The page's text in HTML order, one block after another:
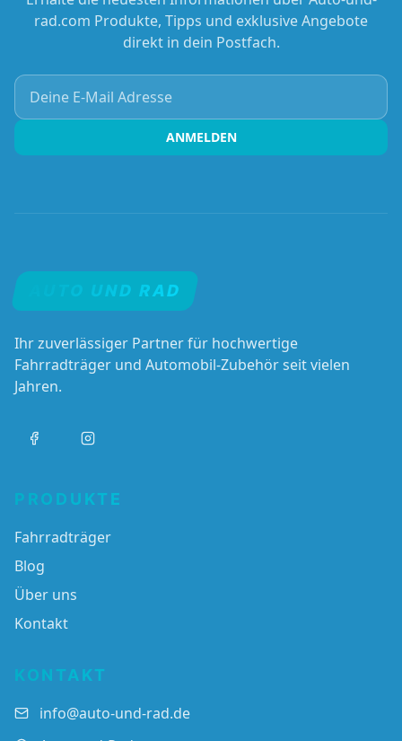
rad.com Produkte, Tipps und exklusive Angebote
direkt in dein Postfach.
Deine E-Mail Adresse
ANMELDEN
AUTO UND RAD
Ihr zuverlässiger Partner für hochwertige
Fahrradträger und Automobil-Zubehör seit vielen
Jahren.
PRODUKTE
Fahrradträger
Blog
Über uns
Kontakt
KONTAKT
info@auto-und-rad.de